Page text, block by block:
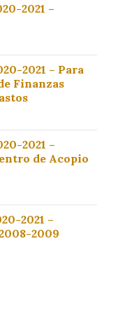
2021 –
2021 – Para
Finanzas
2021 –
de Acopio
2021 –
2009